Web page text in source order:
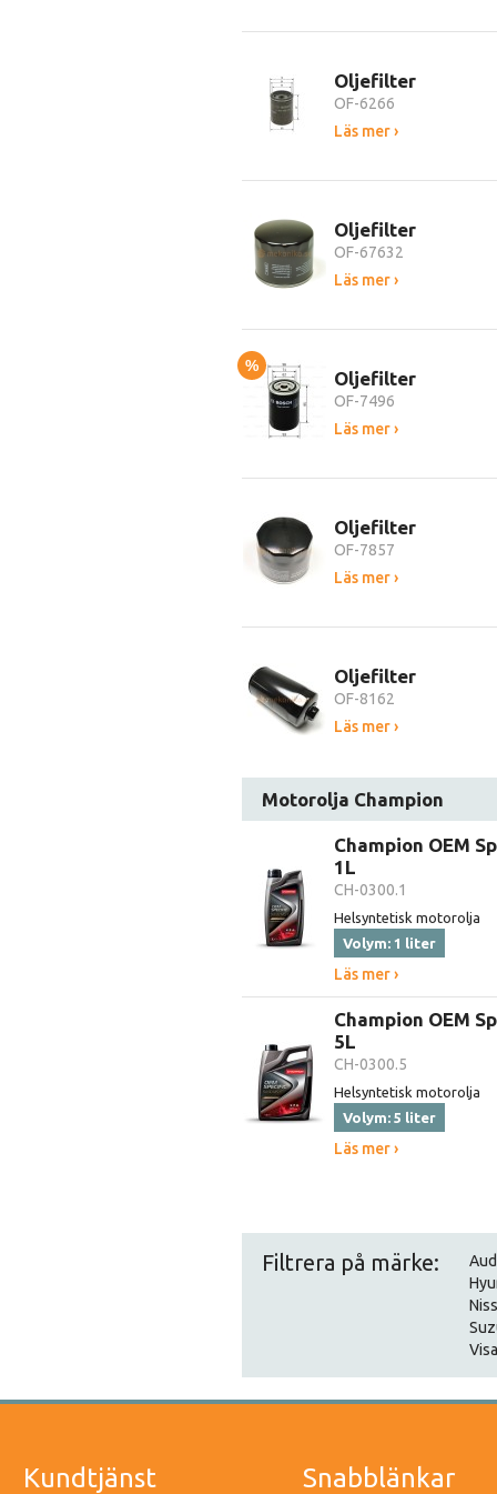
Oljefilter
OF-6266
Läs mer ›
Oljefilter
OF-67632
Läs mer ›
%
Oljefilter
OF-7496
Läs mer ›
Oljefilter
OF-7857
Läs mer ›
Oljefilter
OF-8162
Läs mer ›
Motorolja Champion
Champion OEM
1L
CH-0300.1
Helsyntetisk motorolja
Volym: 1 liter
Läs mer ›
Champion OEM
5L
CH-0300.5
Helsyntetisk motorolja
Volym: 5 liter
Läs mer ›
Filtrera på märke:
Kundtjänst Snabblänkar